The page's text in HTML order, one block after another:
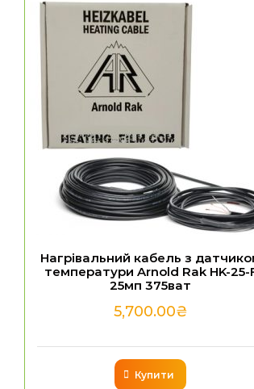
Нагрівальний кабель з
температури Arnold Rak HK-25-
25мп 375ват
5,700.00₴
Купити